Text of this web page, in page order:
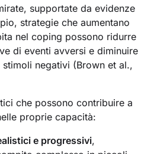
supportate da evidenze
strategie che aumentano
nel coping possono ridurre
di eventi avversi e diminuire
negativi (Brown et al.,
che possono contribuire a
proprie capacità:
e progressivi,